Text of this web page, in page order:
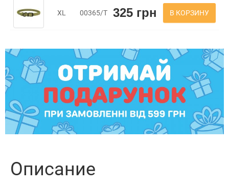
XL 00365/Т 325 грн В КОРЗИНУ
Описание